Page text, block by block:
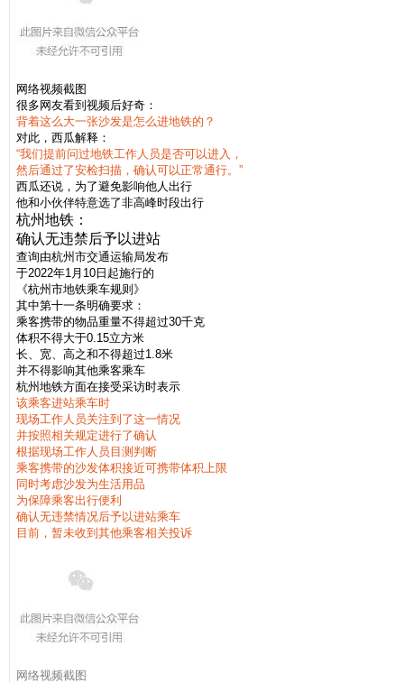
网络视频截图
很多网友看到视频后好奇：
背着这么大一张沙发是怎么进地铁的？
对此，西瓜解释：
“我们提前问过地铁工作人员是否可以进入，
然后通过了安检扫描，确认可以正常通行。”
西瓜还说，为了避免影响他人出行
他和小伙伴特意选了非高峰时段出行
杭州地铁：
确认无违禁后予以进站
查询由杭州市交通运输局发布
于2022年1月10日起施行的
《杭州市地铁乘车规则》
其中第十一条明确要求：
乘客携带的物品重量不得超过30千克
体积不得大于0.15立方米
长、宽、高之和不得超过1.8米
并不得影响其他乘客乘车
杭州地铁方面在接受采访时表示
该乘客进站乘车时
现场工作人员关注到了这一情况
并按照相关规定进行了确认
根据现场工作人员目测判断
乘客携带的沙发体积接近可携带体积上限
同时考虑沙发为生活用品
为保障乘客出行便利
确认无违禁情况后予以进站乘车
目前，暂未收到其他乘客相关投诉
网络视频截图